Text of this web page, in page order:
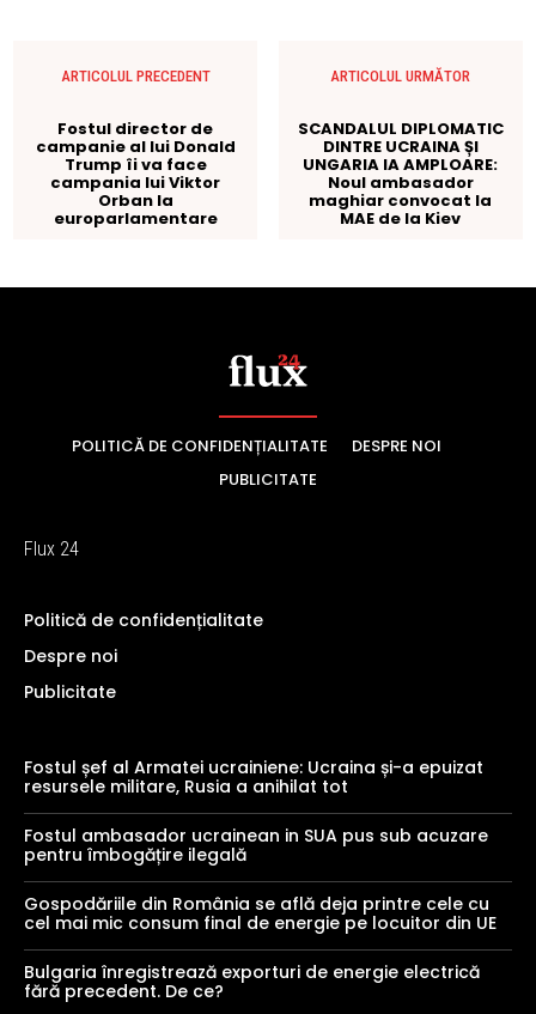
POLITICĂ DE CONFIDENȚIALITATE
DESPRE NOI
PUBLICITATE
Flux 24
Politică de confidențialitate
Despre noi
Publicitate
Fostul șef al Armatei ucrainiene: Ucraina și-a epuizat
resursele militare, Rusia a anihilat tot
Fostul ambasador ucrainean in SUA pus sub acuzare
pentru îmbogățire ilegală
Gospodăriile din România se află deja printre cele cu
cel mai mic consum final de energie pe locuitor din UE
Bulgaria înregistrează exporturi de energie electrică
fără precedent. De ce?